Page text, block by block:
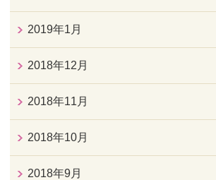
2019年1月
2018年12月
2018年11月
2018年10月
2018年9月